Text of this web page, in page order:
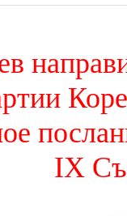
IX